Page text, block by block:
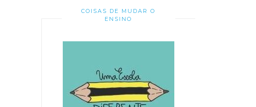
COISAS DE MUDAR O
ENSINO